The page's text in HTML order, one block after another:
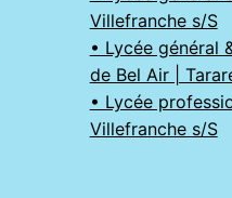
Villefranche s/S
• Lycée général
de Bel Air |
• Lycée
Villefranche s/S